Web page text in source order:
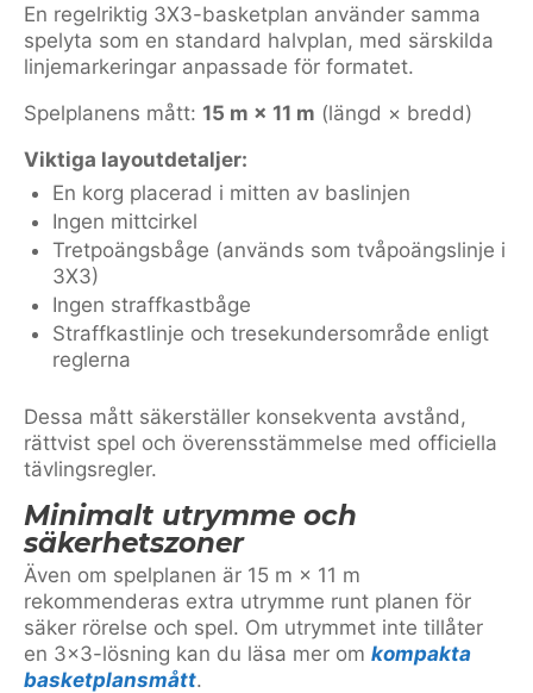
En regelriktig 3X3-basketplan använder samma
spelyta som en standard halvplan, med särskilda
linjemarkeringar anpassade för formatet.
Spelplanens mått: 15 m × 11 m (längd × bredd)
Viktiga layoutdetaljer:
En korg placerad i mitten av baslinjen
Ingen mittcirkel
Tretpoängsbåge (används som tvåpoängslinje i
3X3)
Ingen straffkastbåge
Straffkastlinje och tresekundersområde enligt
reglerna
Dessa mått säkerställer konsekventa avstånd,
rättvist spel och överensstämmelse med officiella
tävlingsregler.
Minimalt utrymme och
säkerhetszoner
Även om spelplanen är 15 m × 11 m
rekommenderas extra utrymme runt planen för
säker rörelse och spel. Om utrymmet inte tillåter
en 3×3-lösning kan du läsa mer om kompakta
basketplansmått.